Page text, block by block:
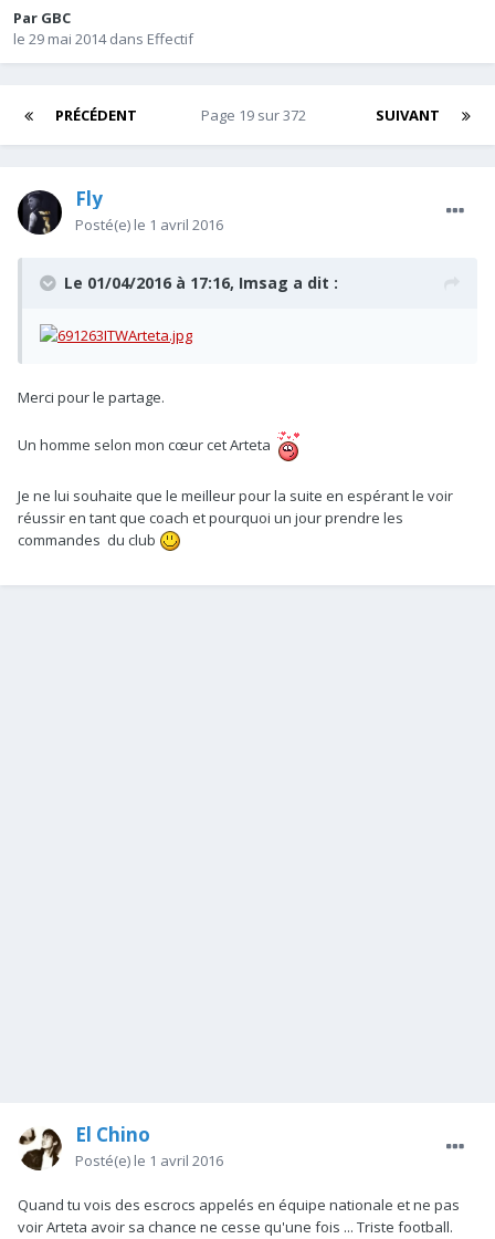
Par GBC
le 29 mai 2014dans Effectif
PRÉCÉDENT SUIVANT
Page 19 sur 372
Fly
Posté(e) le 1 avril 2016
Le 01/04/2016 à 17:16, Imsag a dit :
Merci pour le partage.
Un homme selon mon cœur cet Arteta
Je ne lui souhaite que le meilleur pour la suite en espérant le voir
réussir en tant que coach et pourquoi un jour prendre les
commandes du club
El Chino
Posté(e) le 1 avril 2016
Quand tu vois des escrocs appelés en équipe nationale et ne pas
voir Arteta avoir sa chance ne cesse qu'une fois ... Triste football.